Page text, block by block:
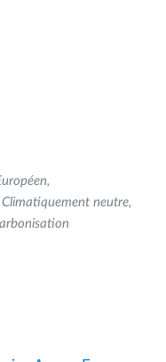
Climatiquement neutre